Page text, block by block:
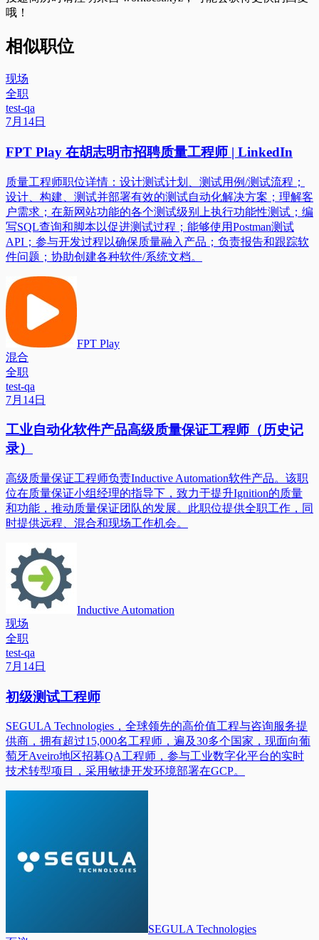
哦！
相似职位
现场
全职
test-qa
7月14日
FPT Play 在胡志明市招聘质量工程师 | LinkedIn
质量工程师职位详情：设计测试计划、测试用例/测试流程；
设计、构建、测试并部署有效的测试自动化解决方案；理解客
户需求；在新网站功能的各个测试级别上执行功能性测试；编
写SQL查询和脚本以促进测试过程；能够使用Postman测试
API；参与开发过程以确保质量融入产品；负责报告和跟踪软
件问题；协助创建各种软件/系统文档。
FPT Play
混合
全职
test-qa
7月14日
工业自动化软件产品高级质量保证工程师（历史记
录）
高级质量保证工程师负责Inductive Automation软件产品。该职
位在质量保证小组经理的指导下，致力于提升Ignition的质量
和功能，推动质量保证团队的发展。此职位提供全职工作，同
时提供远程、混合和现场工作机会。
Inductive Automation
现场
全职
test-qa
7月14日
初级测试工程师
SEGULA Technologies，全球领先的高价值工程与咨询服务提
供商，拥有超过15,000名工程师，遍及30多个国家，现面向葡
萄牙Aveiro地区招募QA工程师，参与工业数字化平台的实时
技术转型项目，采用敏捷开发环境部署在GCP。
SEGULA Technologies